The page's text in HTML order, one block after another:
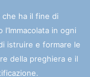
che ha il fine di
l’Immacolata in ogni
istruire e formare le
della preghiera e il